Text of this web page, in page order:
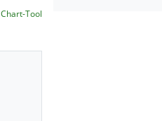
Chart-Tool